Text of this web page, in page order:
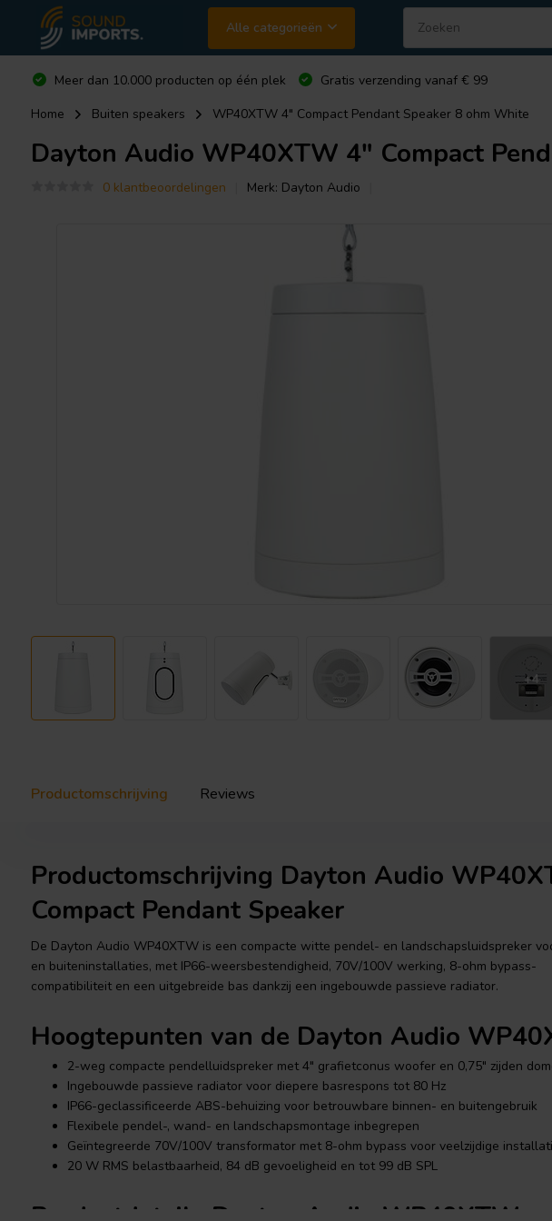
Alle categorieën
Meer dan 10.000 producten op één plek
Gratis verzending vanaf € 99
Home
Buiten speakers WP40XTW 4" Compact Pendant Speaker 8 ohm White
Dayton Audio WP40XTW 4" Compact
0 klantbeoordelingen Merk: Dayton Audio
+4
Productomschrijving Reviews
Productomschrijving Dayton Audio
Compact Pendant Speaker
De Dayton Audio WP40XTW is een compacte witte pendel- en landschapsluidspreker
en buiteninstallaties, met IP66-weersbestendigheid, 70V/100V werking, 8-ohm bypass-
compatibiliteit en een uitgebreide bas dankzij een ingebouwde passieve radiator.
Hoogtepunten van de Dayton Audio
2-weg compacte pendelluidspreker met 4" grafietconus woofer en 0,75" zijden
Ingebouwde passieve radiator voor diepere basrespons tot 80 Hz
IP66-geclassificeerde ABS-behuizing voor betrouwbare binnen- en buitengebruik
Flexibele pendel-, wand- en landschapsmontage inbegrepen
Geïntegreerde 70V/100V transformator met 8-ohm bypass voor veelzijdige
20 W RMS belastbaarheid, 84 dB gevoeligheid en tot 99 dB SPL